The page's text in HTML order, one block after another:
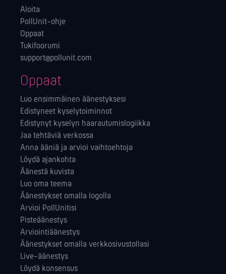
Aloita
PollUnit-ohje
Oppaat
Tukifoorumi
support@pollunit.com
Oppaat
Luo ensimmäinen äänestyksesi
Edistyneet kyselytoiminnot
Edistynyt kyselyn haarautumislogiikka
Jaa tehtäviä verkossa
Anna ääniä ja arvioi vaihtoehtoja
Löydä ajankohta
Äänestä kuvista
Luo oma teema
Äänestykset omalla logolla
Arvioi PollUnitisi
Pisteäänestys
Arviointiäänestys
Äänestykset omalla verkkosivustollasi
Live-äänestys
Löydä konsensus